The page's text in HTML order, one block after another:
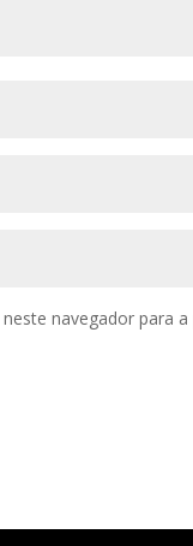
navegador para